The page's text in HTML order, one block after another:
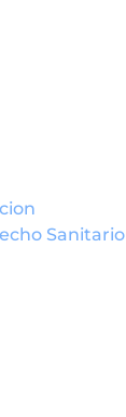
Sanitario